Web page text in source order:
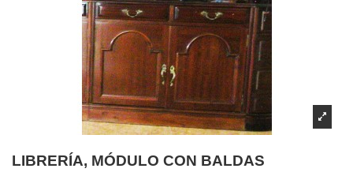
LIBRERÍA, MÓDULO CON BALDAS